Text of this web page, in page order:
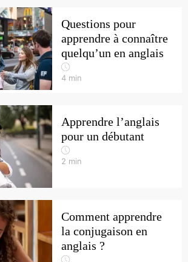
Questions pour
apprendre à connaître
quelqu’un en anglais
4 min
Apprendre l’anglais
pour un débutant
2 min
Comment apprendre
la conjugaison en
anglais ?